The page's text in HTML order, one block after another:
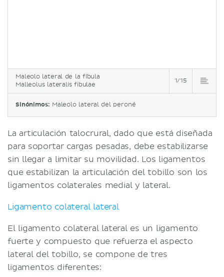
Maleolo lateral de la fíbula
Malleolus lateralis fibulae
1/15
Sinónimos: Maleolo lateral del peroné
La articulación talocrural, dado que está diseñada
para soportar cargas pesadas, debe estabilizarse
sin llegar a limitar su movilidad. Los ligamentos
que estabilizan la articulación del tobillo son los
ligamentos colaterales medial y lateral.
Ligamento colateral lateral
El ligamento colateral lateral es un ligamento
fuerte y compuesto que refuerza el aspecto
lateral del tobillo, se compone de tres
ligamentos diferentes: